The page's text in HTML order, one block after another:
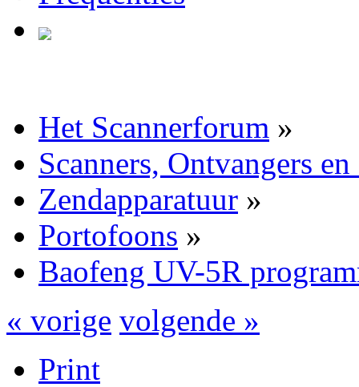
Het Scannerforum »
Scanners, Ontvangers
Zendapparatuur »
Portofoons »
Baofeng UV-5R
« vorige volgende »
Print